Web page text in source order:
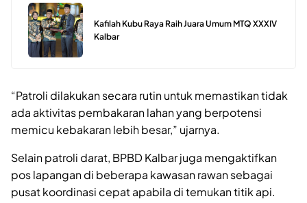
Kafilah Kubu Raya Raih Juara Umum MTQ XXXIV
Kalbar
“Patroli dilakukan secara rutin untuk memastikan tidak
ada aktivitas pembakaran lahan yang berpotensi
memicu kebakaran lebih besar,” ujarnya.
Selain patroli darat, BPBD Kalbar juga mengaktifkan
pos lapangan di beberapa kawasan rawan sebagai
pusat koordinasi cepat apabila di temukan titik api.